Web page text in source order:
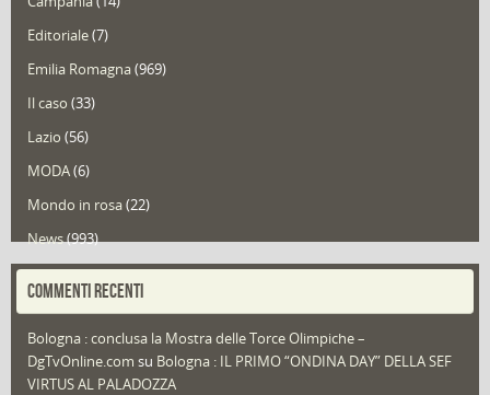
Editoriale(7)
Emilia Romagna(969)
Il caso (33)
Lazio (56)
MODA(6)
Mondo in rosa(22)
News(993)
Portfolio(1)
Redazioni(1.050)
Speciali (22)
COMMENTI RECENTI
Bologna : conclusa la Mostra delle Torce Olimpiche –
DgTvOnline.com su Bologna : IL PRIMO “ONDINA DAY” DELLA SEF
VIRTUS AL PALADOZZA